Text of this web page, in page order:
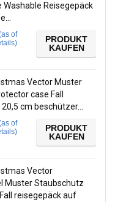
Washable Reisegepäck
of
)
PRODUKT
KAUFEN
Vector Muster
case Fall
cm beschützer…
of
)
PRODUKT
KAUFEN
Vector
Muster Staubschutz
reisegepäck auf